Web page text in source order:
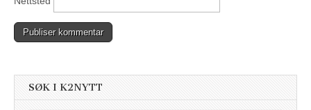
SØK I K2NYTT